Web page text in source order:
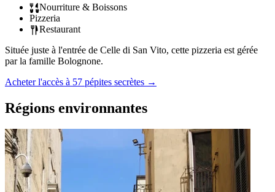
Nourriture & Boissons
Pizzeria
Restaurant
Située juste à l'entrée de Celle di San Vito, cette pizzeria est gérée
par la famille Bolognone.
Acheter l'accès à 57 pépites secrètes →
Régions environnantes